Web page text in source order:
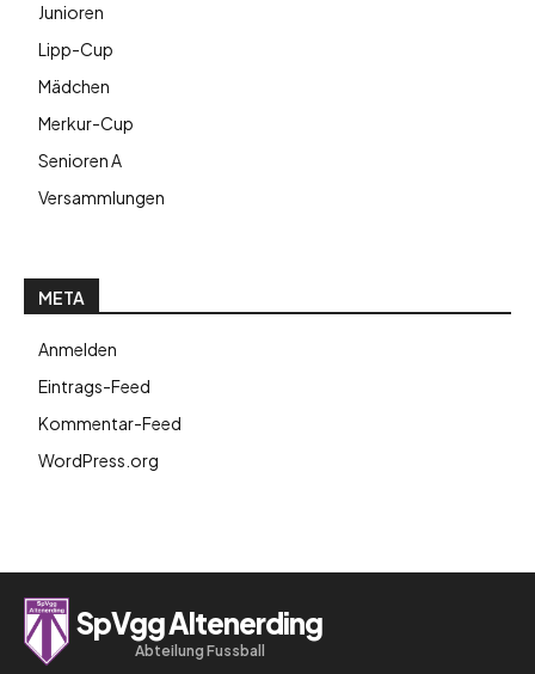
Junioren
Lipp-Cup
Mädchen
Merkur-Cup
Senioren A
Versammlungen
META
Anmelden
Eintrags-Feed
Kommentar-Feed
WordPress.org
SpVgg Altenerding
Abteilung Fussball